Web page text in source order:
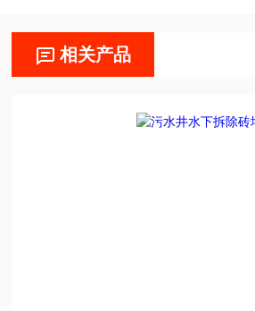
相关产品